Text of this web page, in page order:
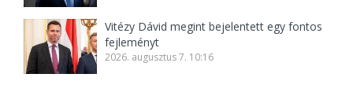
Vitézy Dávid megint bejelentett egy fontos
fejleményt
2026. augusztus 7. 10:16